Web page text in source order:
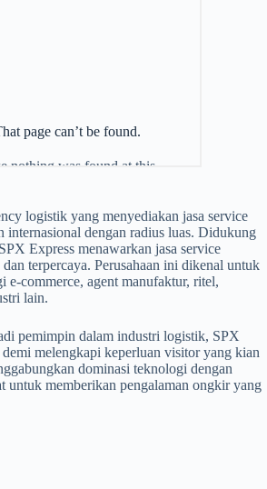
logistik yang menyediakan jasa service
internasional dengan radius luas. Didukung
Express menawarkan jasa service
terpercaya. Perusahaan ini dikenal untuk
e-commerce, agent manufaktur, ritel,
lain.
pemimpin dalam industri logistik, SPX
melengkapi keperluan visitor yang kian
dominasi teknologi dengan
untuk memberikan pengalaman ongkir yang